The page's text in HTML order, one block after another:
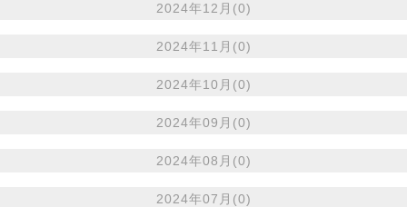
2024年12月(0)
2024年11月(0)
2024年10月(0)
2024年09月(0)
2024年08月(0)
2024年07月(0)